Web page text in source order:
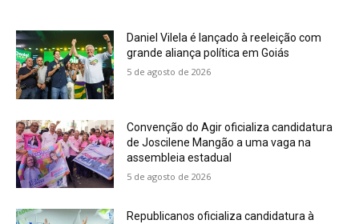
Daniel Vilela é lançado à reeleição com
grande aliança política em Goiás
5 de agosto de 2026
Convenção do Agir oficializa candidatura
de Joscilene Mangão a uma vaga na
assembleia estadual
5 de agosto de 2026
Republicanos oficializa candidatura à